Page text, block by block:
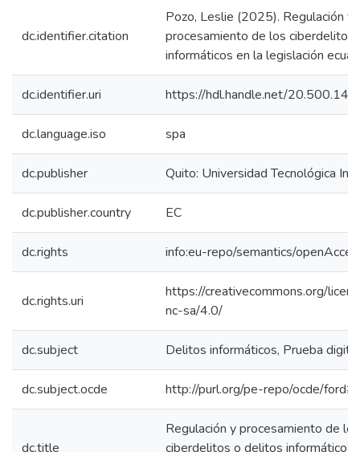
dc.identifier.citation
Pozo, Leslie (2025). Regulación y
procesamiento de los ciberdelitos
informáticos en la legislación
dc.identifier.uri https://hdl.handle.net/
dc.language.iso spa
dc.publisher Quito: Universidad Tecnológica
dc.publisher.country EC
dc.rights info:eu-repo/semantics/
dc.rights.uri
https://creativecommons.org/
nc-sa/4.0/
dc.subject Delitos informáticos, Prueba
dc.subject.ocde http://purl.org/pe-repo/ocde/
dc.title
Regulación y procesamiento de los
ciberdelitos o delitos informáticos